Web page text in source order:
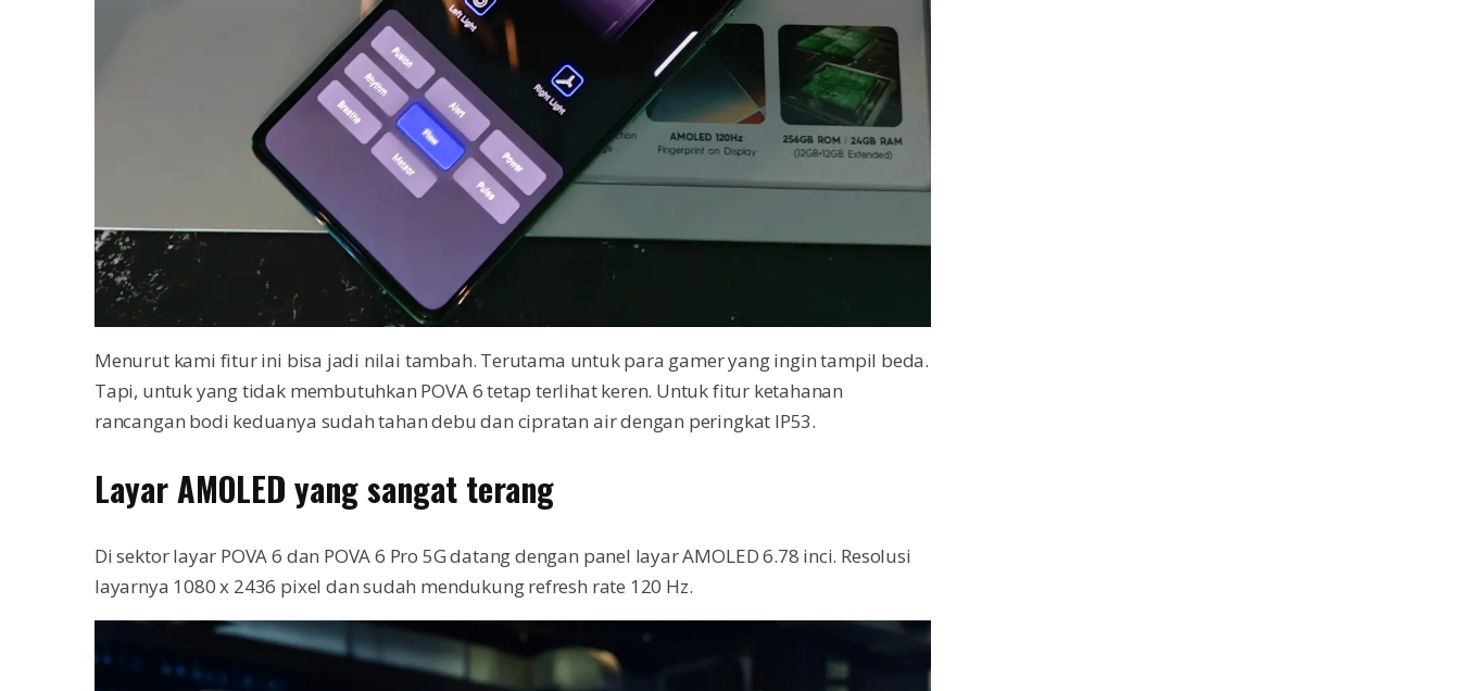
Menurut kami fitur ini bisa jadi nilai tambah. Terutama untuk para gamer yang ingin tampil beda.
Tapi, untuk yang tidak membutuhkan POVA 6 tetap terlihat keren. Untuk fitur ketahanan
rancangan bodi keduanya sudah tahan debu dan cipratan air dengan peringkat IP53.
Layar AMOLED yang sangat terang
Di sektor layar POVA 6 dan POVA 6 Pro 5G datang dengan panel layar AMOLED 6.78 inci. Resolusi
layarnya 1080 x 2436 pixel dan sudah mendukung refresh rate 120 Hz.